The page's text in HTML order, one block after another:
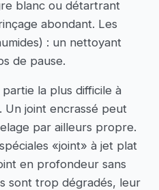
blanc ou détartrant
abondant. Les
: un nettoyant
de pause.
la plus difficile à
Un joint encrassé peut
par ailleurs propre.
«joint» à jet plat
en profondeur sans
sont trop dégradés, leur